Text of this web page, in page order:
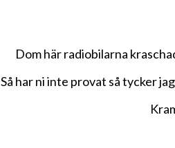
Dom här radiobilarna
Så har ni inte provat så tycker